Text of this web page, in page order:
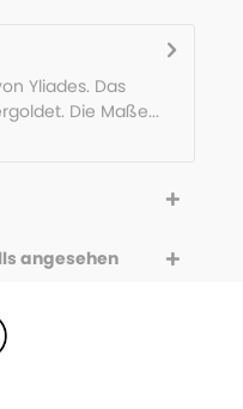
Yliades. Das
Die Maße...
angesehen